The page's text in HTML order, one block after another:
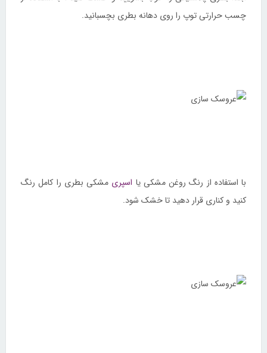
چسب حرارتی توپ را روی دهانه بطری بچسبانید.
با استفاده از رنگ روغن مشکی یا اسپری مشکی بطری را کامل رنگ
کنید و کناری قرار دهید تا خشک شود.